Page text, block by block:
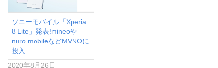
ソニーモバイル「Xperia
8 Lite」発表!mineoや
nuro mobileなどMVNOに
投入
2020年8月26日